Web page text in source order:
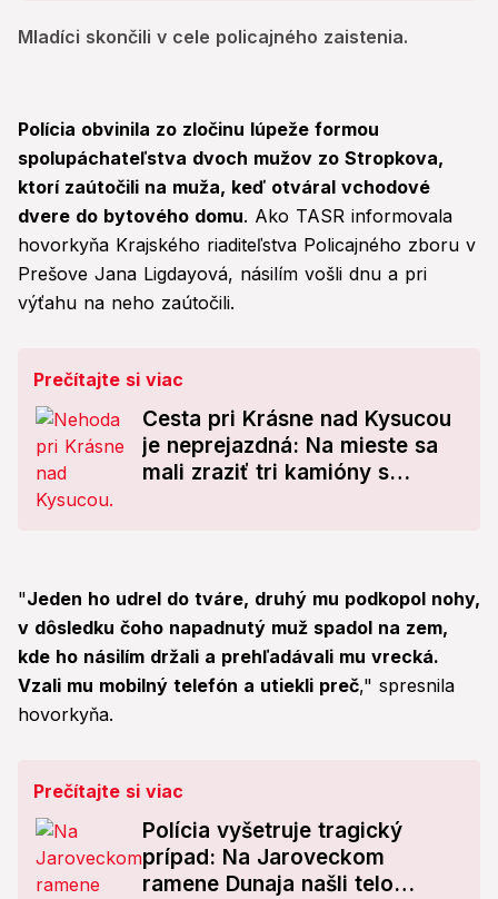
Mladíci skončili v cele policajného zaistenia.
Polícia obvinila zo zločinu lúpeže formou
spolupáchateľstva dvoch mužov zo Stropkova,
ktorí zaútočili na muža, keď otváral vchodové
dvere do bytového domu. Ako TASR informovala
hovorkyňa Krajského riaditeľstva Policajného zboru v
Prešove Jana Ligdayová, násilím vošli dnu a pri
výťahu na neho zaútočili.
Prečítajte si viac
Cesta pri Krásne nad Kysucou
je neprejazdná: Na mieste sa
mali zraziť tri kamióny s
"Jeden ho udrel do tváre, druhý mu podkopol nohy,
v dôsledku čoho napadnutý muž spadol na zem,
kde ho násilím držali a prehľadávali mu vrecká.
Vzali mu mobilný telefón a utiekli preč," spresnila
hovorkyňa.
Prečítajte si viac
Polícia vyšetruje tragický
prípad: Na Jaroveckom
ramene Dunaja našli telo